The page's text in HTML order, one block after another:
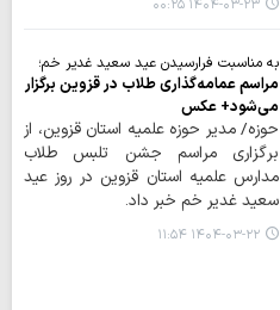
۱۴۰۴-۰۳-۲۳ ۰۰:۲۵
به مناسبت فرارسیدن عید سعید غدیر خم؛
مراسم عمامه‌گذاری طلاب در قزوین برگزار
می‌شود+ عکس
حوزه/ مدیر حوزه علمیه استان قزوین، از
برگزاری مراسم جشن تلبس طلاب
مدارس علمیه استان قزوین در روز عید
سعید غدیر خم خبر داد.
۱۴۰۴-۰۳-۲۲ ۱۱:۵۴